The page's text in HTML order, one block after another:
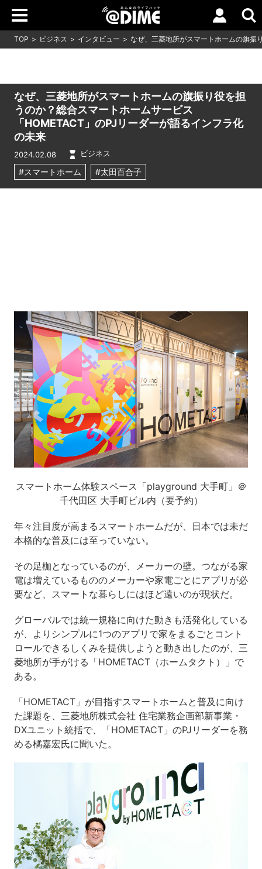
TOP ビジネス インタビュー なぜ、三菱地所がスマートホームの旗振
なぜ、三菱地所がスマートホームの旗振り役を担
うのか？総合スマートホームサービス
「HOMETACT」のPJリーダーが語るインフラ化
の未来
2024.02.08 ビジネス
#スマートホーム #太田百合子
スマートホーム体験スペース「playground 大手町」＠
千代田区 大手町ビル内（要予約）
年々注目度が高まるスマートホームだが、日本では未だ
本格的な普及には至っていない。
その足枷となっているのが、メーカーの壁。つながる家
電は増えているもののメーカーや家電ごとにアプリが必
要など、スマートな暮らしにはほど遠いのが現状だ。
グローバルでは統一規格に向けた動きも活発化している
が、よりシンプルに1つのアプリで家をまるごとコント
ロールできるしくみを提供しようと動き出したのが、三
菱地所が手がける「HOMETACT（ホームタクト）」で
ある。
「HOMETACT」が目指すスマートホームと普及に向け
た課題を、三菱地所株式会社 住宅業務企画部新事業・
DXユニット統括で、「HOMETACT」のPJリーダーを務
める橘嘉宏氏に聞いた。